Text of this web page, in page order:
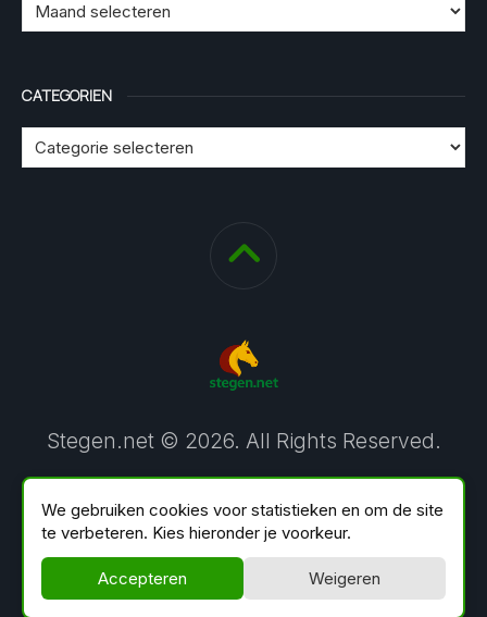
CATEGORIEN
Stegen.net © 2026. All Rights Reserved.
We gebruiken cookies voor statistieken en om de site
te verbeteren. Kies hieronder je voorkeur.
Accepteren Weigeren